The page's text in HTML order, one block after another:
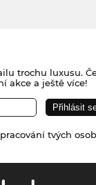
trochu luxusu.
akce a ještě více!
tvých